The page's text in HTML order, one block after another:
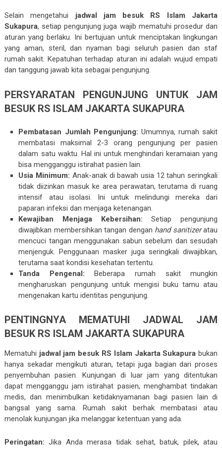
Selain mengetahui jadwal jam besuk RS Islam Jakarta
Sukapura, setiap pengunjung juga wajib mematuhi prosedur dan
aturan yang berlaku. Ini bertujuan untuk menciptakan lingkungan
yang aman, steril, dan nyaman bagi seluruh pasien dan staf
rumah sakit. Kepatuhan terhadap aturan ini adalah wujud empati
dan tanggung jawab kita sebagai pengunjung.
PERSYARATAN PENGUNJUNG UNTUK JAM
BESUK RS ISLAM JAKARTA SUKAPURA
Pembatasan Jumlah Pengunjung: Umumnya, rumah sakit
membatasi maksimal 2-3 orang pengunjung per pasien
dalam satu waktu. Hal ini untuk menghindari keramaian yang
bisa mengganggu istirahat pasien lain.
Usia Minimum: Anak-anak di bawah usia 12 tahun seringkali
tidak diizinkan masuk ke area perawatan, terutama di ruang
intensif atau isolasi. Ini untuk melindungi mereka dari
paparan infeksi dan menjaga ketenangan.
Kewajiban Menjaga Kebersihan: Setiap pengunjung
diwajibkan membersihkan tangan dengan hand sanitizeratau
mencuci tangan menggunakan sabun sebelum dan sesudah
menjenguk. Penggunaan masker juga seringkali diwajibkan,
terutama saat kondisi kesehatan tertentu.
Tanda Pengenal: Beberapa rumah sakit mungkin
mengharuskan pengunjung untuk mengisi buku tamu atau
mengenakan kartu identitas pengunjung.
PENTINGNYA MEMATUHI JADWAL JAM
BESUK RS ISLAM JAKARTA SUKAPURA
Mematuhi jadwal jam besuk RS Islam Jakarta Sukapura bukan
hanya sekadar mengikuti aturan, tetapi juga bagian dari proses
penyembuhan pasien. Kunjungan di luar jam yang ditentukan
dapat mengganggu jam istirahat pasien, menghambat tindakan
medis, dan menimbulkan ketidaknyamanan bagi pasien lain di
bangsal yang sama. Rumah sakit berhak membatasi atau
menolak kunjungan jika melanggar ketentuan yang ada.
Peringatan: Jika Anda merasa tidak sehat, batuk, pilek, atau